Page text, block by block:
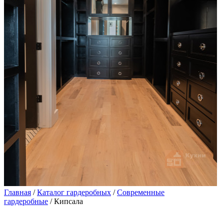
Главная /Каталог гардеробных /Современные
гардеробные / Кипсала